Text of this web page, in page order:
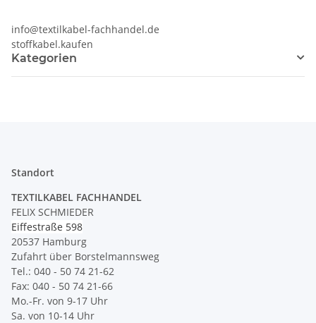
info@textilkabel-fachhandel.de
stoffkabel.kaufen
Kategorien
Standort
TEXTILKABEL FACHHANDEL
FELIX SCHMIEDER
Eiffestraße 598
20537 Hamburg
Zufahrt über Borstelmannsweg
Tel.: 040 - 50 74 21-62
Fax: 040 - 50 74 21-66
Mo.-Fr. von 9-17 Uhr
Sa. von 10-14 Uhr